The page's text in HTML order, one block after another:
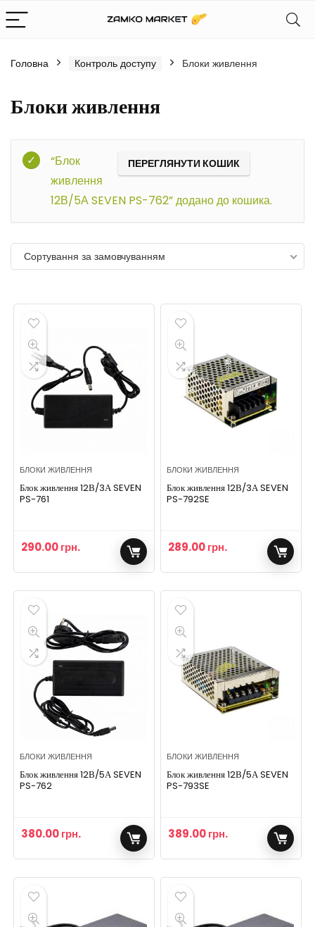
Головна Контроль доступу Блоки живлення
Блоки живлення
ПЕРЕГЛЯНУТИ КОШИК
“Блок
живлення
12В/5А SEVEN PS-762” додано до кошика.
Сортування за замовчуванням
БЛОКИ ЖИВЛЕННЯ
Блок живлення 12В/3А SEVEN
PS-761
290.00грн.
БЛОКИ ЖИВЛЕННЯ
Блок живлення 12В/3А SEVEN
PS-792SE
289.00грн.
БЛОКИ ЖИВЛЕННЯ
Блок живлення 12В/5А SEVEN
PS-762
380.00грн.
БЛОКИ ЖИВЛЕННЯ
Блок живлення 12В/5А SEVEN
PS-793SE
389.00грн.